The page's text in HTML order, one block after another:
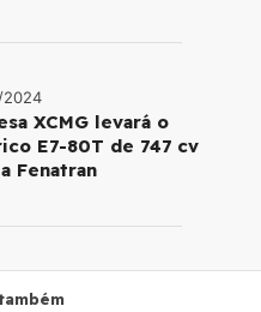
2024
XCMG levará o
E7-80T de 747 cv
Fenatran